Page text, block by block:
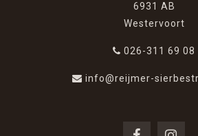
6931 AB
Westervoort
026-311 69 08
info@reijmer-